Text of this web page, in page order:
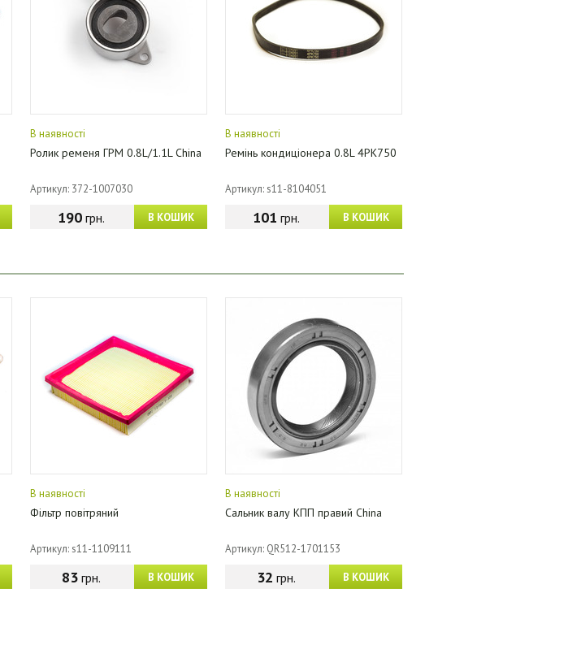
В наявності
Ролик ременя ГРМ 0.8L/1.1L China
Артикул: 372-1007030
В КОШИК
190грн.
В наявності
Ремінь кондиціонера 0.8L 4PK750
Артикул: s11-8104051
В КОШИК
101 грн.
В наявності
Фільтр повітряний
Артикул: s11-1109111
В КОШИК
83грн.
В наявності
Сальник валу КПП правий China
Артикул: QR512-1701153
В КОШИК
32 грн.